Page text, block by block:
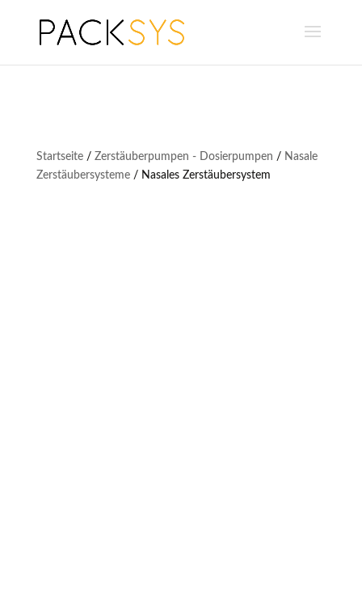
Startseite/ Zerstäuberpumpen - Dosierpumpen / Nasale
Zerstäubersysteme/ Nasales Zerstäubersystem